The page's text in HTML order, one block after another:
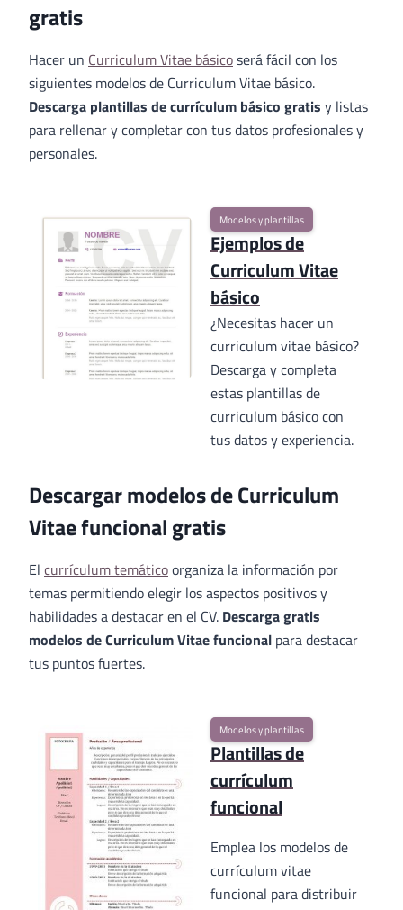
gratis
Hacer un Curriculum Vitae básicoserá fácil con los
siguientes modelos de Curriculum Vitae básico.
Descarga plantillas de currículum básico gratis y listas
para rellenar y completar con tus datos profesionales y
personales.
Modelos y plantillas
Ejemplos de
Curriculum Vitae
básico
¿Necesitas hacer un
curriculum vitae básico?
Descarga y completa
estas plantillas de
curriculum básico con
tus datos y experiencia.
Descargar modelos de Curriculum
Vitae funcional gratis
El currículum temáticoorganiza la información por
temas permitiendo elegir los aspectos positivos y
habilidades a destacar en el CV. Descarga gratis
modelos de Curriculum Vitae funcional para destacar
tus puntos fuertes.
Modelos y plantillas
Plantillas de
currículum
funcional
Emplea los modelos de
currículum vitae
funcional para distribuir